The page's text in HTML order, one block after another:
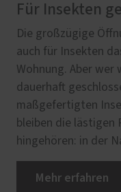
Für Insekten
Die großzügige
auch für Insekten
Wohnung. Aber wer
dauerhaft
maßgefertigten
bleiben die
hingehören: in der
Mehr erfahren